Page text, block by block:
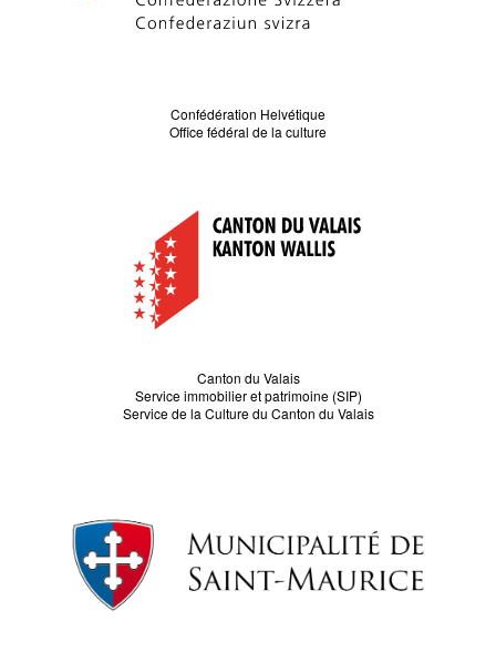
Confédération Helvétique
Office fédéral de la culture
Canton du Valais
Service immobilier et patrimoine (SIP)
Service de la Culture du Canton du Valais